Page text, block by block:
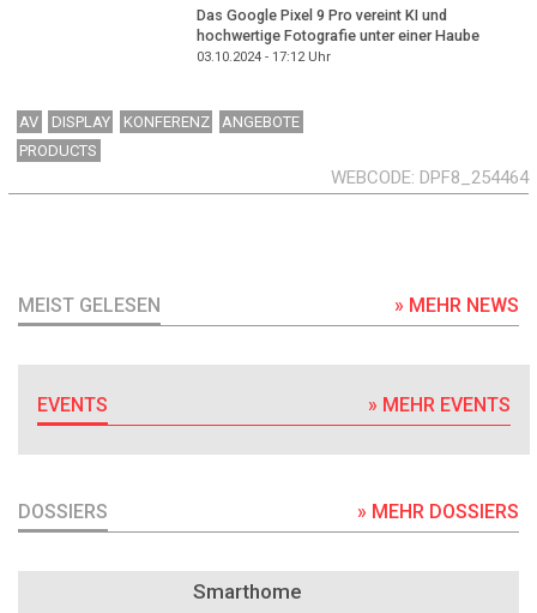
Das Google Pixel 9 Pro vereint KI und
hochwertige Fotografie unter einer Haube
03.10.2024 - 17:12Uhr
AV DISPLAY KONFERENZ
ANGEBOTE
PRODUCTS
WEBCODE DPF8_254464
MEIST GELESEN » MEHR NEWS
EVENTS » MEHR EVENTS
DOSSIERS » MEHR DOSSIERS
Smarthome